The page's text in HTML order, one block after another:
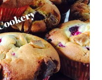
à 19:20